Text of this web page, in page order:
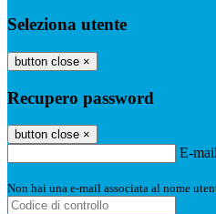
Seleziona utente
button close ×
Recupero password
button close ×
E-mail
Non hai una e-mail associata al nome